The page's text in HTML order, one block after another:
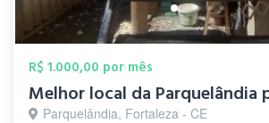
R$ 1.000,00 por mês
Melhor local da Parquelândia
Parquelândia, Fortaleza - CE